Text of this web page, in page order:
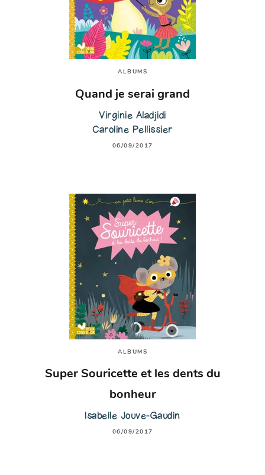
ALBUMS
Quand je serai grand
Virginie Aladjidi
Caroline Pellissier
06/09/2017
ALBUMS
Super Souricette et les dents du
bonheur
Isabelle Jouve-Gaudin
06/09/2017